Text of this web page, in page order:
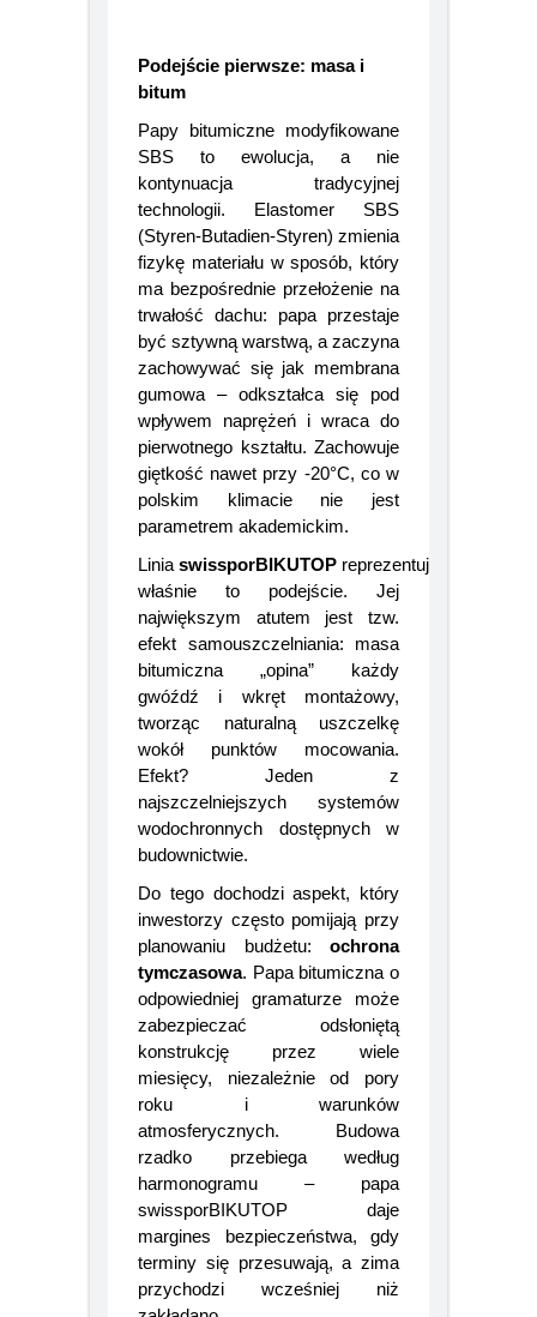
Podejście pierwsze: masa i
Papy bitumiczne modyfikowane
SBS to ewolucja, a nie
kontynuacja tradycyjnej
technologii. Elastomer SBS
(Styren-Butadien-Styren) zmienia
fizykę materiału w sposób, który
ma bezpośrednie przełożenie na
trwałość dachu: papa przestaje
być sztywną warstwą, a zaczyna
zachowywać się jak membrana
gumowa – odkształca się pod
wpływem naprężeń i wraca do
pierwotnego kształtu. Zachowuje
giętkość nawet przy -20°C, co w
polskim klimacie nie jest
LiniaswissporBIKUTOPreprezentuje
właśnie to podejście. Jej
największym atutem jest tzw.
efekt samouszczelniania: masa
bitumiczna „opina” każdy
gwóźdź i wkręt montażowy,
tworząc naturalną uszczelkę
wokół punktów mocowania.
Efekt? Jeden z
najszczelniejszych systemów
wodochronnych dostępnych w
Do tego dochodzi aspekt, który
inwestorzy często pomijają przy
planowaniu budżetu:ochrona
tymczasowa
. Papa bitumiczna o
odpowiedniej gramaturze może
zabezpieczać odsłoniętą
konstrukcję przez wiele
miesięcy, niezależnie od pory
roku i warunków
atmosferycznych. Budowa
rzadko przebiega według
harmonogramu – papa
swissporBIKUTOP daje
margines bezpieczeństwa, gdy
terminy się przesuwają, a zima